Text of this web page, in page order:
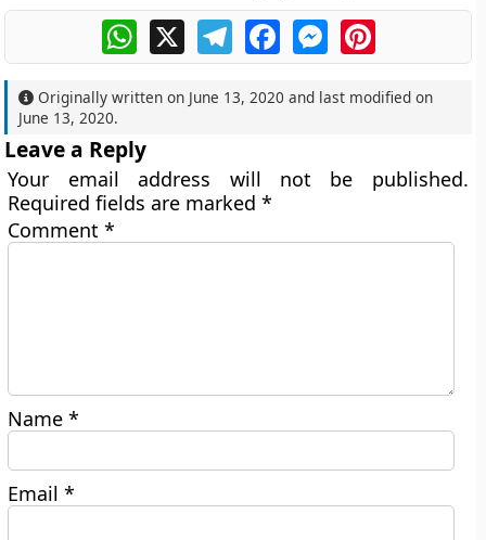
WhatsApp
X TelegramFacebookMessengerPinterest
Originally written on June 13, 2020 and last modified on
June 13, 2020.
Leave a Reply
Your email address will not be published.
Required fields are marked*
Comment*
Name*
Email*